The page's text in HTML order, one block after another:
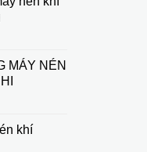
MÁY NÉN
khí